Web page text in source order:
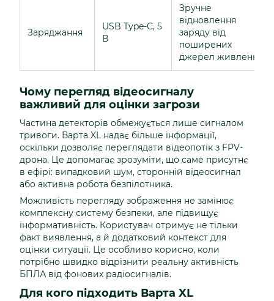
Заряджання
USB Type-C, 5
В
Зручне
відновлення
заряду від
поширених
джерел живлення
Чому перегляд відеосигналу
важливий для оцінки загрози
Частина детекторів обмежується лише сигналом
тривоги. Варта XL надає більше інформації,
оскільки дозволяє переглядати відеопотік з FPV-
дрона. Це допомагає зрозуміти, що саме присутнє
в ефірі: випадковий шум, сторонній відеосигнал
або активна робота безпілотника.
Можливість перегляду зображення не замінює
комплексну систему безпеки, але підвищує
інформативність. Користувач отримує не тільки
факт виявлення, а й додатковий контекст для
оцінки ситуації. Це особливо корисно, коли
потрібно швидко відрізнити реальну активність
БПЛА від фонових радіосигналів.
Для кого підходить Варта XL